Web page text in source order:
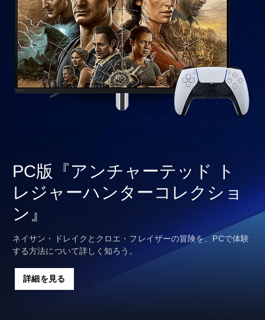
PC版『アンチャーテッド ト
レジャーハンターコレクショ
ン』
ネイサン・ドレイクとクロエ・フレイザーの冒険を、PCで体験
する方法について詳しく知ろう。
詳細を見る